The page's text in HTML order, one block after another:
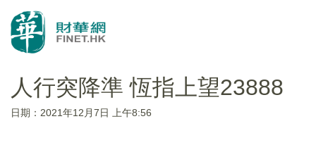
人行突降準 恆指上望23888
日期：2021年12月7日 上午8:56